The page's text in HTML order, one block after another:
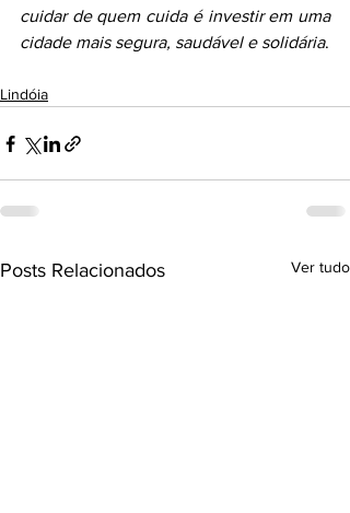
cuidar de quem cuida é investir em uma
cidade mais segura, saudável e solidária.
Lindóia
Posts Relacionados Ver tudo